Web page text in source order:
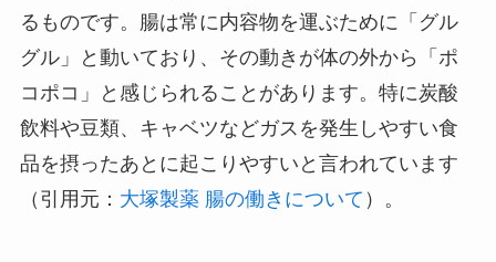
るものです。腸は常に内容物を運ぶために「グル
グル」と動いており、その動きが体の外から「ポ
コポコ」と感じられることがあります。特に炭酸
飲料や豆類、キャベツなどガスを発生しやすい食
品を摂ったあとに起こりやすいと言われています
（引用元： 大塚製薬 腸の働きについて ）。